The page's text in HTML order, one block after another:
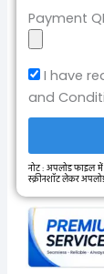
Payment
I have
and
नोट : अपलोड फाइल
स्क्रीनशॉट लेकर